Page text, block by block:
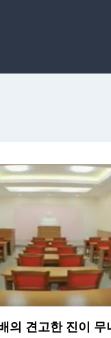
의 견고한 진이 무